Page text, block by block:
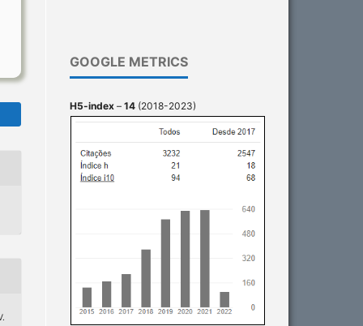
GOOGLE METRICS
H5-index – 14 (2018-2023)